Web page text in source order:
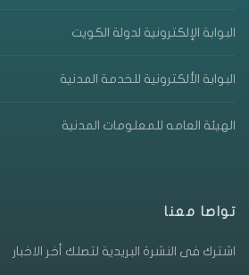
البوابة الإلكترونية لدولة الكويت
البوابة الألكترونية للخدمة المدنية
الهيئة العامه للمعلومات المدنية
تواصا معنا
اشترك فى النشرة البريدية لتصلك أخر الاخبار